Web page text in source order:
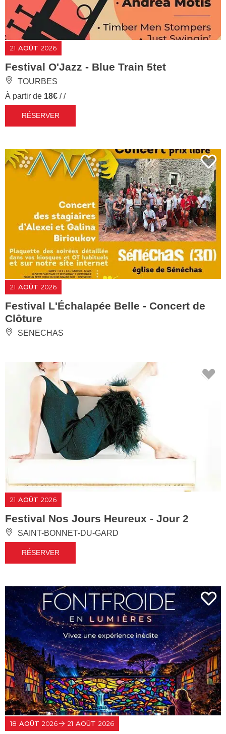
21 AOÛT 2026
Festival O'Jazz - Blue Train 5tet
TOURBES
À partir de 18€ / /
RÉSERVER
21 AOÛT 2026
Festival L'Échalapée Belle - Concert de
Clôture
SENECHAS
21 AOÛT 2026
Festival Nos Jours Heureux - Jour 2
SAINT-BONNET-DU-GARD
RÉSERVER
18 AOÛT 2026 21 AOÛT 2026